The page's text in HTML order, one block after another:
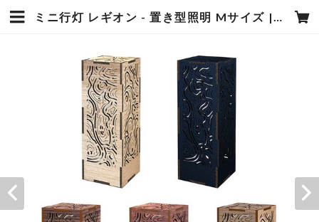
ミニ行灯 レギオン - 置き型照明 Mサイズ | HESOLAB ONLINE SHOP